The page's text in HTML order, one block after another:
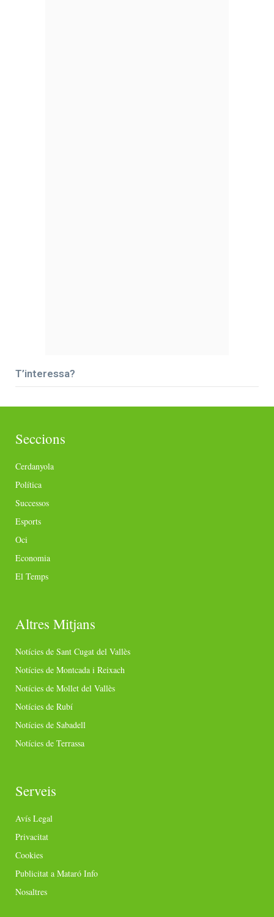
T’interessa?
Seccions
Cerdanyola
Política
Successos
Esports
Oci
Economia
El Temps
Altres Mitjans
Notícies de Sant Cugat del Vallès
Notícies de Montcada i Reixach
Notícies de Mollet del Vallès
Notícies de Rubí
Notícies de Sabadell
Notícies de Terrassa
Serveis
Avís Legal
Privacitat
Cookies
Publicitat a Mataró Info
Nosaltres